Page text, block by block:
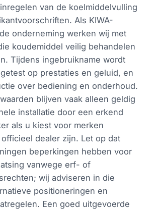
van de koelmiddelvulling
Als KIWA-
onderneming werken wij met
koudemiddel veilig behandelen
Tijdens ingebruikname wordt
op prestaties en geluid, en
over bediening en onderhoud.
blijven vaak alleen geldig
installatie door een erkend
als u kiest voor merken
dealer zijn. Let op dat
beperkingen hebben voor
vanwege erf- of
wij adviseren in die
positioneringen en
Een goed uitgevoerde